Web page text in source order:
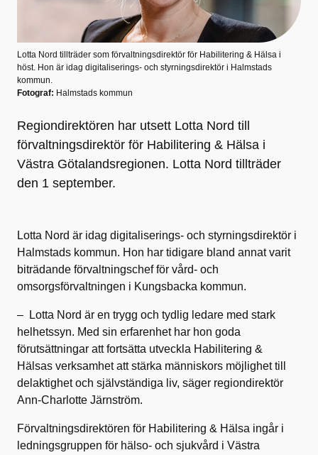
Lotta Nord tillträder som förvaltningsdirektör för Habilitering & Hälsa i
höst. Hon är idag digitaliserings- och styrningsdirektör i Halmstads
kommun.
Fotograf: Halmstads kommun
Regiondirektören har utsett Lotta Nord till
förvaltningsdirektör för Habilitering & Hälsa i
Västra Götalandsregionen. Lotta Nord tillträder
den 1 september.
Lotta Nord är idag digitaliserings- och styrningsdirektör i
Halmstads kommun. Hon har tidigare bland annat varit
biträdande förvaltningschef för vård- och
omsorgsförvaltningen i Kungsbacka kommun.
– Lotta Nord är en trygg och tydlig ledare med stark
helhetssyn. Med sin erfarenhet har hon goda
förutsättningar att fortsätta utveckla Habilitering &
Hälsas verksamhet att stärka människors möjlighet till
delaktighet och självständiga liv, säger regiondirektör
Ann-Charlotte Järnström.
Förvaltningsdirektören för Habilitering & Hälsa ingår i
ledningsgruppen för hälso- och sjukvård i Västra